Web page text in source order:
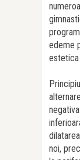
edeme
noi,